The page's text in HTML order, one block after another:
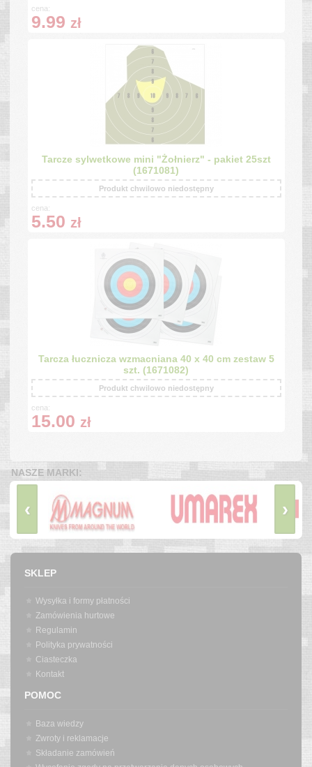
cena:
9.99 zł
Tarcze sylwetkowe mini "Żołnierz" - pakiet 25szt
(1671081)
Produkt chwilowo niedostępny
cena:
5.50 zł
Tarcza łucznicza wzmacniana 40 x 40 cm zestaw 5
szt. (1671082)
Produkt chwilowo niedostępny
cena:
15.00 zł
NASZE MARKI:
‹ ›
SKLEP
Wysyłka i formy płatności
Zamówienia hurtowe
Regulamin
Polityka prywatności
Ciasteczka
Kontakt
POMOC
Baza wiedzy
Zwroty i reklamacje
Składanie zamówień